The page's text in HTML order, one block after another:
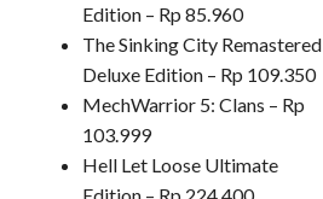
Edition – Rp 85.960
The Sinking City Remastered
Deluxe Edition – Rp 109.350
MechWarrior 5: Clans – Rp
103.999
Hell Let Loose Ultimate
Edition – Rp 224.400